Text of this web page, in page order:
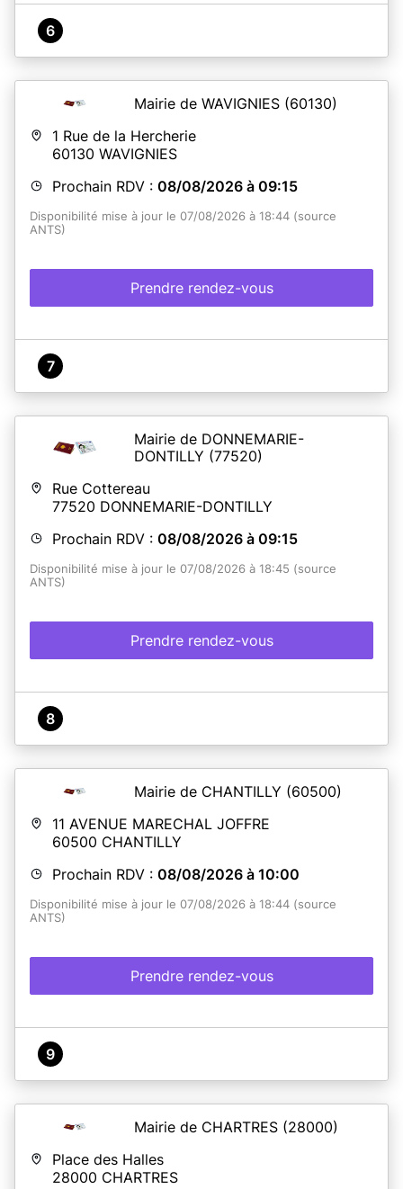
6
Mairie de WAVIGNIES (60130)
1 Rue de la Hercherie
60130 WAVIGNIES
Prochain RDV : 08/08/2026 à 09:15
Disponibilité mise à jour le 07/08/2026 à 18:44 (source
ANTS)
Prendre rendez-vous
7
Mairie de DONNEMARIE-
DONTILLY (77520)
Rue Cottereau
77520 DONNEMARIE-DONTILLY
Prochain RDV : 08/08/2026 à 09:15
Disponibilité mise à jour le 07/08/2026 à 18:45 (source
ANTS)
Prendre rendez-vous
8
Mairie de CHANTILLY (60500)
11 AVENUE MARECHAL JOFFRE
60500 CHANTILLY
Prochain RDV : 08/08/2026 à 10:00
Disponibilité mise à jour le 07/08/2026 à 18:44 (source
ANTS)
Prendre rendez-vous
9
Mairie de CHARTRES (28000)
Place des Halles
28000 CHARTRES